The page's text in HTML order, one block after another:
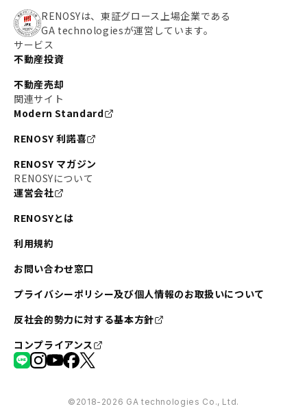
RENOSYは、東証グロース上場企業である
GA technologiesが運営しています。
サービス
不動産投資
不動産売却
関連サイト
Modern Standard
RENOSY 利諾喜
RENOSY マガジン
RENOSYについて
運営会社
RENOSYとは
利用規約
お問い合わせ窓口
プライバシーポリシー及び個人情報のお取扱いについて
反社会的勢力に対する基本方針
コンプライアンス
©︎2018-2026 GA technologies Co., Ltd.